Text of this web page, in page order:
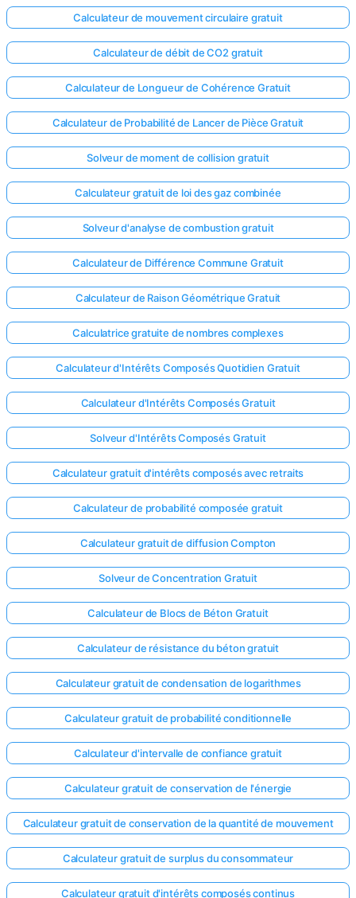
Calculateur de mouvement circulaire gratuit
Calculateur de débit de CO2 gratuit
Calculateur de Longueur de Cohérence Gratuit
Calculateur de Probabilité de Lancer de Pièce Gratuit
Solveur de moment de collision gratuit
Calculateur gratuit de loi des gaz combinée
Solveur d'analyse de combustion gratuit
Calculateur de Différence Commune Gratuit
Calculateur de Raison Géométrique Gratuit
Calculatrice gratuite de nombres complexes
Calculateur d'Intérêts Composés Quotidien Gratuit
Calculateur d'Intérêts Composés Gratuit
Solveur d'Intérêts Composés Gratuit
Calculateur gratuit d'intérêts composés avec retraits
Calculateur de probabilité composée gratuit
Calculateur gratuit de diffusion Compton
Solveur de Concentration Gratuit
Calculateur de Blocs de Béton Gratuit
Calculateur de résistance du béton gratuit
Calculateur gratuit de condensation de logarithmes
Calculateur gratuit de probabilité conditionnelle
Calculateur d'intervalle de confiance gratuit
Calculateur gratuit de conservation de l'énergie
Calculateur gratuit de conservation de la quantité de mouvement
Calculateur gratuit de surplus du consommateur
Calculateur gratuit d'intérêts composés continus